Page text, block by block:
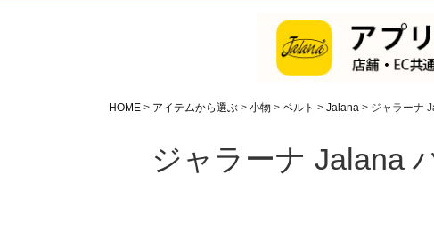
HOME アイテムから選ぶ 小物 ベルト Jalana ジャラーナ
ジャラーナ Jalana